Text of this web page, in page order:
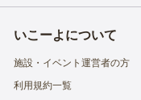
いこーよについて
施設・イベント運営者の方
利用規約一覧